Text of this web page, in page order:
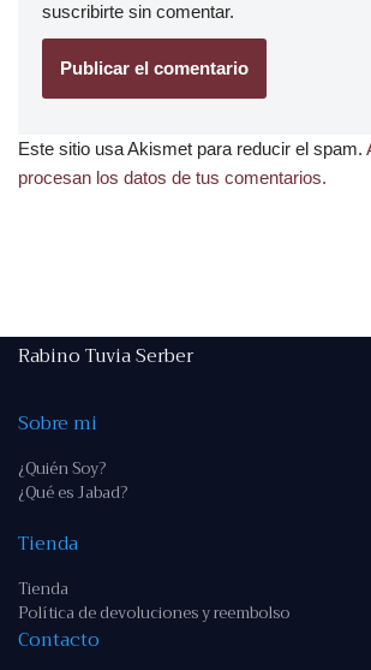
suscribirte sin comentar.
Este sitio usa Akismet para reducir el spam.
procesan los datos de tus comentarios.
Rabino Tuvia Serber
Sobre mi
¿Quién Soy?
¿Qué es Jabad?
Tienda
Tienda
Política de devoluciones y reembolso
Contacto